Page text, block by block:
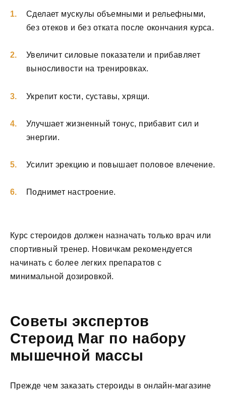
Сделает мускулы объемными и рельефными,
без отеков и без отката после окончания курса.
Увеличит силовые показатели и прибавляет
выносливости на тренировках.
Укрепит кости, суставы, хрящи.
Улучшает жизненный тонус, прибавит сил и
энергии.
Усилит эрекцию и повышает половое влечение.
Поднимет настроение.
Курс стероидов должен назначать только врач или
спортивный тренер. Новичкам рекомендуется
начинать с более легких препаратов с
минимальной дозировкой.
Советы экспертов
Стероид Маг по набору
мышечной массы
Прежде чем заказать стероиды в онлайн-магазине